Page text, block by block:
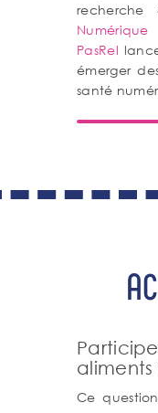
Numérique
PasRel
émerger
santé
aliments
Ce